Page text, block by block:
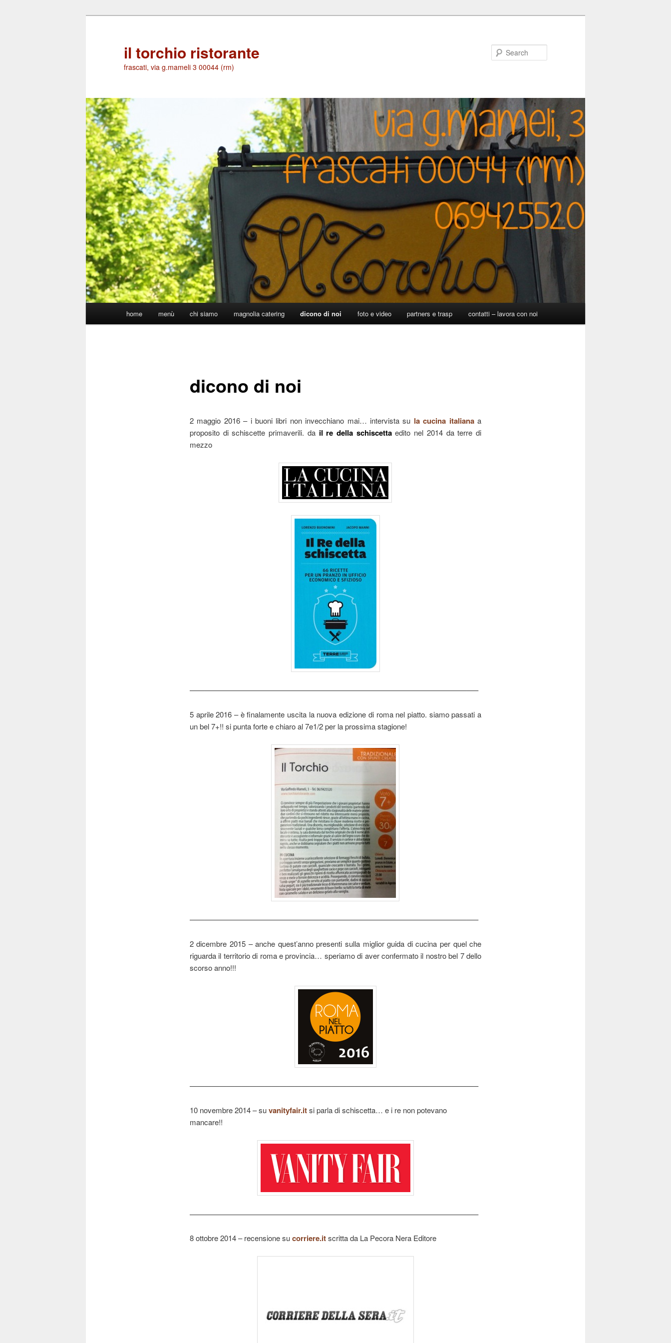
il torchio ristorante
frascati, via g.mameli 3 00044 (rm)
home menù chi siamo magnolia catering dicono di noi foto e video partners e trasp contatti – lavora con noi
dicono di noi
2 maggio 2016 – i buoni libri non invecchiano mai… intervista su la cucina italianaa
proposito di schiscette primaverili. da il re della schiscettaedito nel 2014 da terre di
mezzo
——————————————————————————————————————–
5 aprile 2016 – è finalamente uscita la nuova edizione di roma nel piatto. siamo passati a
un bel 7+!! si punta forte e chiaro al 7e1/2 per la prossima stagione!
——————————————————————————————————————–
2 dicembre 2015 – anche quest’anno presenti sulla miglior guida di cucina per quel che
riguarda il territorio di roma e provincia… speriamo di aver confermato il nostro bel 7 dello
scorso anno!!!
——————————————————————————————————————–
10 novembre 2014 – suvanityfair.itsi parla di schiscetta… e i re non potevano
mancare!!
——————————————————————————————————————–
8 ottobre 2014 – recensione sucorriere.itscritta da La Pecora Nera Editore